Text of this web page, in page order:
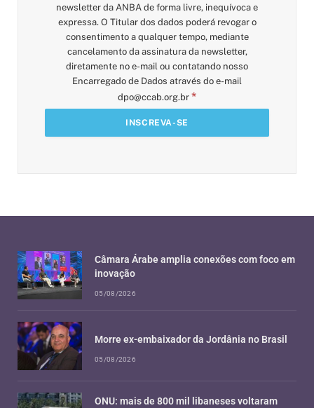
newsletter da ANBA de forma livre, inequívoca e
expressa. O Titular dos dados poderá revogar o
consentimento a qualquer tempo, mediante
cancelamento da assinatura da newsletter,
diretamente no e-mail ou contatando nosso
Encarregado de Dados através do e-mail
dpo@ccab.org.br *
Câmara Árabe amplia conexões com foco em
inovação
05/08/2026
Morre ex-embaixador da Jordânia no Brasil
05/08/2026
ONU: mais de 800 mil libaneses voltaram